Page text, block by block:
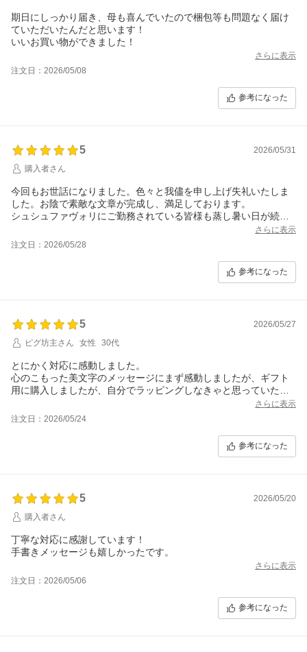
期日にしっかり届き、母も喜んでいたので梱包等も問題なく届け
ていただいたんだと思います！
いいお買い物ができました！
さらに表示
注文日：2026/05/08
参考になった
5
2026/05/31
購入者さん
今回もお世話になりました。色々と我儘を申し上げ失礼いたしま
した。お陰で素敵な文章が完成し、満足しております。
シュシュファヴォリにご勤務されている皆様も蒸し暑い日が続い
さらに表示
注文日：2026/05/28
参考になった
5
2026/05/27
ピグ坊主さん
女性 30代
とにかく対応に感動しました。
心のこもった美文字のメッセージにまず感動しましたが、ギフト
用に購入しましたが、自分でラッピングしなきゃと思っていたと
ころ、ギフト包装のご依頼が多い商品なので、、ときめ細やかな
配慮で手提げバックを同封してくださり、本当に素晴らしい対応
さらに表示
注文日：2026/05/24
参考になった
5
2026/05/20
購入者さん
丁寧な対応に感謝しています！
手書きメッセージも嬉しかったです。
さらに表示
注文日：2026/05/06
参考になった